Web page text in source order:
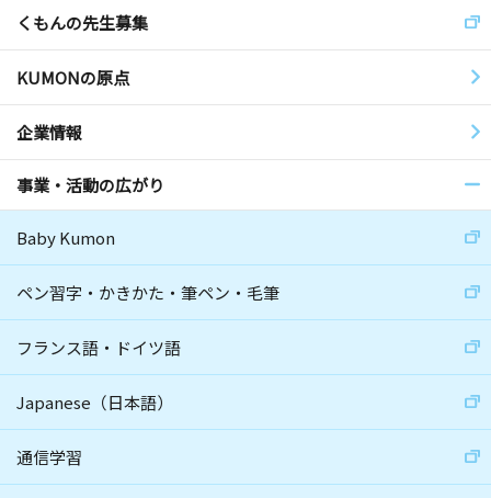
くもんの先生募集
KUMONの原点
企業情報
事業・活動の広がり
Baby Kumon
ペン習字・かきかた・筆ペン・毛筆
フランス語・ドイツ語
Japanese（日本語）
通信学習